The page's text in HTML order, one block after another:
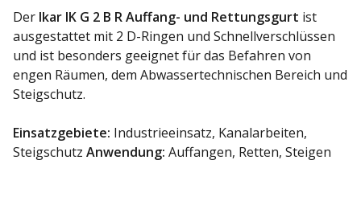
Der Ikar IK G 2 B R Auffang- und Rettungsgurt ist
ausgestattet mit 2 D-Ringen und Schnellverschlüssen
und ist besonders geeignet für das Befahren von
engen Räumen, dem Abwassertechnischen Bereich und
Steigschutz.
Einsatzgebiete: Industrieeinsatz, Kanalarbeiten,
Steigschutz Anwendung: Auffangen, Retten, Steigen